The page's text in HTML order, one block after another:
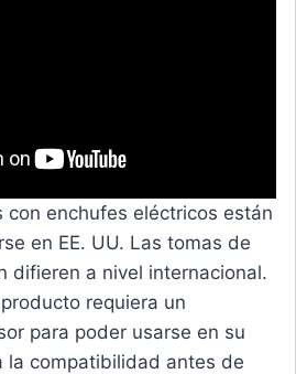
con enchufes eléctricos están
en EE. UU. Las tomas de
difieren a nivel internacional.
requiera un
para poder usarse en su
la compatibilidad antes de